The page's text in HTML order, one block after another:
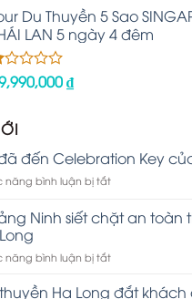
Du Thuyền 5 Sao
LAN 5 ngày 4 đêm
₫
đến Celebration Key
năng bình luận bị tắtở
đã
đến
Key
Carnival
Ninh siết chặt an toàn
năng bình luận bị tắtở
Ninh
Hạ Long đắt khách